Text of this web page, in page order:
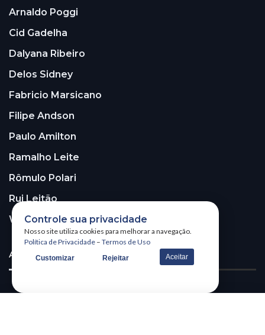
Arnaldo Poggi
Cid Gadelha
Dalyana Ribeiro
Delos Sidney
Fabricio Marsicano
Filipe Andson
Paulo Amilton
Ramalho Leite
Rômulo Polari
Rui Leitão
Walter Santos
ASSINE A NOSSA NEWSLETTER!
Controle sua privacidade
Nosso site utiliza cookies para melhorar a navegação.
Política de Privacidade – Termos de Uso
Customizar Rejeitar Aceitar